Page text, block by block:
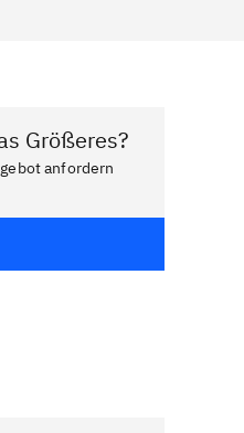
Größeres?
anfordern